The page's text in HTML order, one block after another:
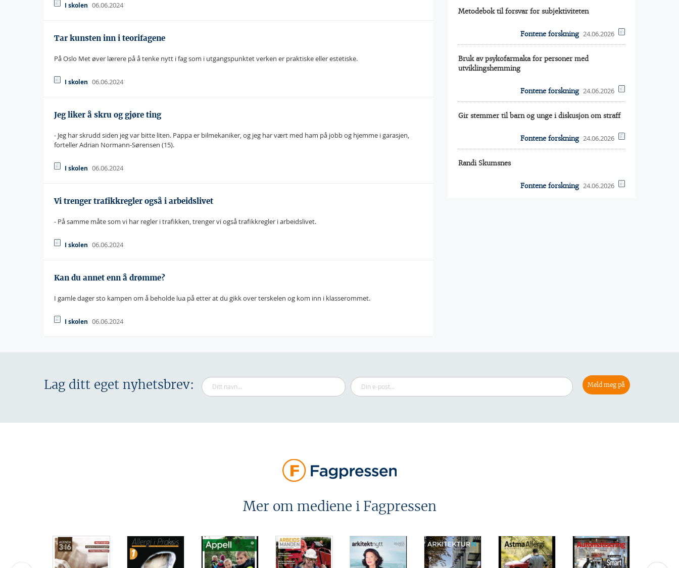
I skolen 06.06.2024
Tar kunsten inn i teorifagene
På Oslo Met øver lærere på å tenke nytt i fag som i utgangspunktet verken er praktiske eller estetiske.
I skolen 06.06.2024
Jeg liker å skru og gjøre ting
- Jeg har skrudd siden jeg var bitte liten. Pappa er bilmekaniker, og jeg har vært med ham på jobb og hjemme i garasjen,
forteller Adrian Normann-Sørensen (15).
I skolen 06.06.2024
Vi trenger trafikkregler også i arbeidslivet
- På samme måte som vi har regler i trafikken, trenger vi også trafikkregler i arbeidslivet.
I skolen 06.06.2024
Kan du annet enn å drømme?
I gamle dager sto kampen om å beholde lua på etter at du gikk over terskelen og kom inn i klasserommet.
I skolen 06.06.2024
Metodebok til forsvar for subjektiviteten
Fontene forskning 24.06.2026
Bruk av psykofarmaka for personer med
utviklingshemming
Fontene forskning 24.06.2026
Gir stemmer til barn og unge i diskusjon om straff
Fontene forskning 24.06.2026
Randi Skumsnes
Fontene forskning 24.06.2026
Lag ditt eget nyhetsbrev:
Mer om mediene i Fagpressen